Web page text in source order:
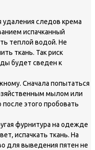
удаления следов крема
испачканный
теплой водой. Не
ткань. Так риск
будет сведен к
Сначала попытаться
мылом или
этого пробовать
фурнитура на одежде
испачкать ткань. На
для выведения пятен не